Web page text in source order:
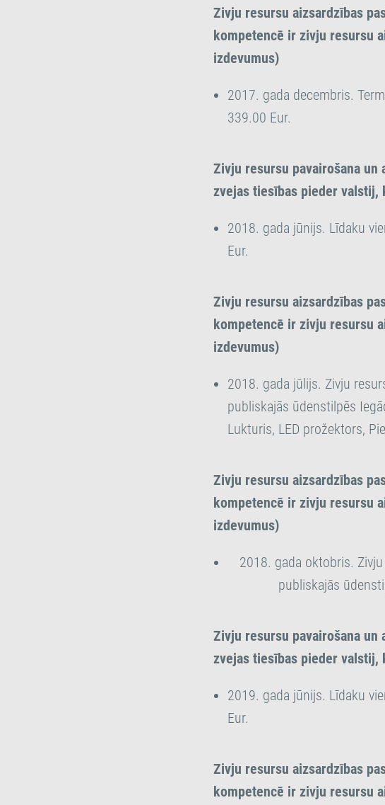
Zivju resursu aizsardzības
kompetencē ir zivju resursu
izdevumus)
2017. gada decembris.
339.00 Eur.
Zivju resursu pavairošana
zvejas tiesības pieder valstij,
2018. gada jūnijs. Līdaku
Eur.
Zivju resursu aizsardzības
kompetencē ir zivju resursu
izdevumus)
2018. gada jūlijs. Zivju
publiskajās ūdenstilpēs
Lukturis, LED prožektors,
Zivju resursu aizsardzības
kompetencē ir zivju resursu
izdevumus)
2018. gada oktobris.
publiskajās
Zivju resursu pavairošana
zvejas tiesības pieder valstij,
2019. gada jūnijs. Līdaku
Eur.
Zivju resursu aizsardzības
kompetencē ir zivju resursu